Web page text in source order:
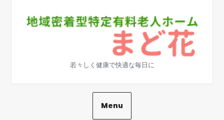
content
若々しく健康で快適な毎日に
Menu